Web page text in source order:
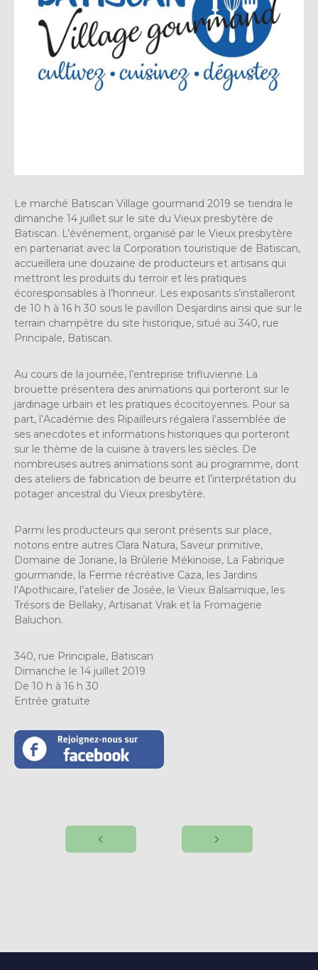
Le marché Batiscan Village gourmand 2019 se tiendra le
dimanche 14 juillet sur le site du Vieux presbytère de
Batiscan. L’événement, organisé par le Vieux presbytère
en partenariat avec la Corporation touristique de Batiscan,
accueillera une douzaine de producteurs et artisans qui
mettront les produits du terroir et les pratiques
écoresponsables à l’honneur. Les exposants s’installeront
de 10 h à 16 h 30 sous le pavillon Desjardins ainsi que sur le
terrain champêtre du site historique, situé au 340, rue
Principale, Batiscan.
Au cours de la journée, l’entreprise trifluvienne La
brouette présentera des animations qui porteront sur le
jardinage urbain et les pratiques écocitoyennes. Pour sa
part, l’Académie des Ripailleurs régalera l’assemblée de
ses anecdotes et informations historiques qui porteront
sur le thème de la cuisine à travers les siècles. De
nombreuses autres animations sont au programme, dont
des ateliers de fabrication de beurre et l’interprétation du
potager ancestral du Vieux presbytère.
Parmi les producteurs qui seront présents sur place,
notons entre autres Clara Natura, Saveur primitive,
Domaine de Joriane, la Brûlerie Mékinoise, La Fabrique
gourmande, la Ferme récréative Caza, les Jardins
l’Apothicaire, l’atelier de Josée, le Vieux Balsamique, les
Trésors de Bellaky, Artisanat Vrak et la Fromagerie
Baluchon.
340, rue Principale, Batiscan
Dimanche le 14 juillet 2019
De 10 h à 16 h 30
Entrée gratuite